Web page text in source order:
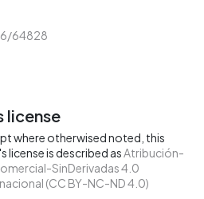
64828
license
where otherwised noted, this
license is described asAtribución-
SinDerivadas 4.0
(CC BY-NC-ND 4.0)